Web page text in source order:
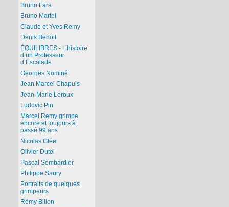
Bruno Fara
Bruno Martel
Claude et Yves Remy
Denis Benoit
ÉQUILIBRES - L’histoire
d’un Professeur
d’Escalade
Georges Nominé
Jean Marcel Chapuis
Jean-Marie Leroux
Ludovic Pin
Marcel Remy grimpe
encore et toujours à
passé 99 ans
Nicolas Glée
Olivier Dutel
Pascal Sombardier
Philippe Saury
Portraits de quelques
grimpeurs
Rémy Billon